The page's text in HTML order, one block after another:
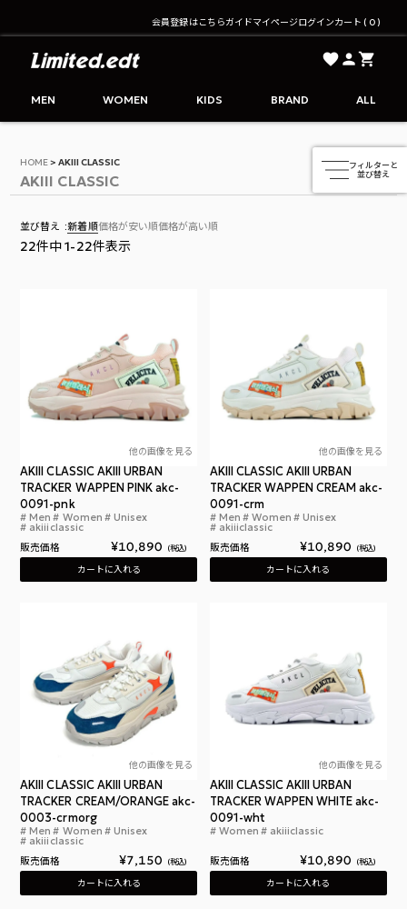
会員登録はこちらガイドマイページログインカート 0
Limited.edt - リミテッドエディション公式オンライ
MEN WOMEN KIDS BRAND ALL
HOME AKIII CLASSIC
AKIII CLASSIC
並び替え 新着順価格が安い順価格が高い順
22件中1-22件表示
他の画像を見る
アキクラシック アーバントラッカー ワッペン ピ
AKIII CLASSIC AKIII URBAN
TRACKER WAPPEN PINK akc-
0091-pnk
Men Women Unisex
akiiiclassic
販売価格 ¥10,890 税込
カートに入れる
他の画像を見る
AKIII CLASSIC AKIII URBAN
TRACKER WAPPEN CREAM akc-
0091-crm
Men Women Unisex
akiiiclassic
販売価格 ¥10,890 税込
カートに入れる
他の画像を見る
アキクラシック アーバントラッカー レディース
AKIII CLASSIC AKIII URBAN
TRACKER CREAM/ORANGE akc-
0003-crmorg
Men Women Unisex
akiiiclassic
販売価格 ¥7,150 税込
カートに入れる
他の画像を見る
AKIII CLASSIC AKIII URBAN
TRACKER WAPPEN WHITE akc-
0091-wht
Women akiiiclassic
販売価格 ¥10,890 税込
カートに入れる